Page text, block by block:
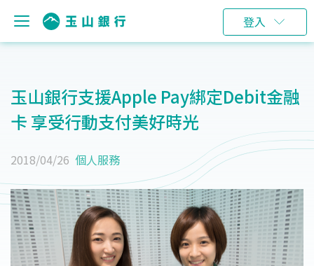
登入
玉山銀行支援Apple Pay綁定Debit金融
卡 享受行動支付美好時光
2018/04/26 個人服務